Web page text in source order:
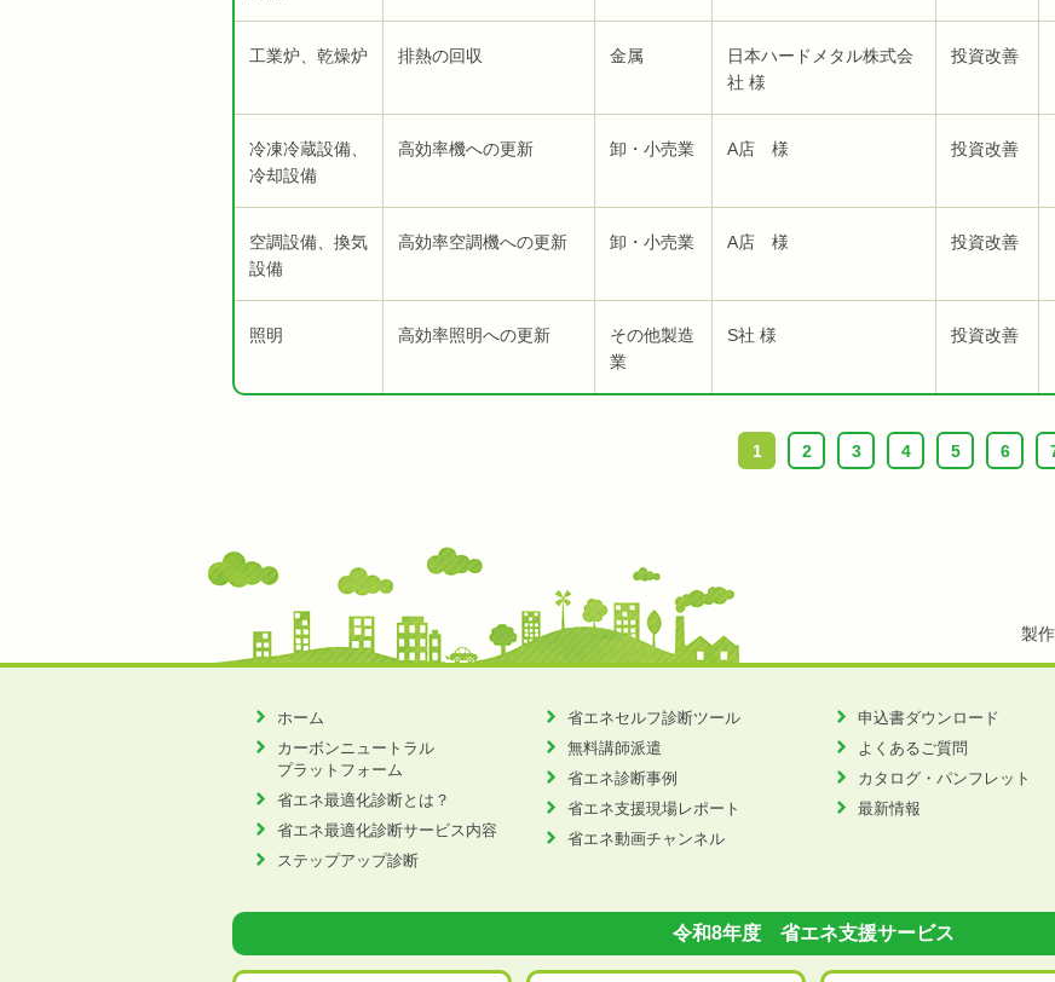
工業炉、乾燥炉 排熱の回収 金属
日本ハードメタル株式会
社 様
投資改善
冷凍冷蔵設備、
冷却設備
高効率機への更新 卸・小売業 A店 様 投資改善
空調設備、換気
設備
高効率空調機への更新 卸・小売業 A店 様 投資改善
照明 高効率照明への更新
その他製造
業
S社 様 投資改善
1 2 3 4 5 6
製
ホーム
カーボンニュートラル
プラットフォーム
省エネ最適化診断とは？
省エネ最適化診断サービス内容
ステップアップ診断
省エネセルフ診断ツール
無料講師派遣
省エネ診断事例
省エネ支援現場レポート
省エネ動画チャンネル
申込書ダウンロード
よくあるご質問
カタログ・パンフレット
最新情報
令和8年度 省エネ支援サービス